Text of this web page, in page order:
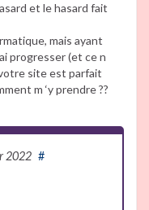
et le hasard fait
mais ayant
progresser (et ce n
site est parfait
m ‘y prendre ??
2022 #